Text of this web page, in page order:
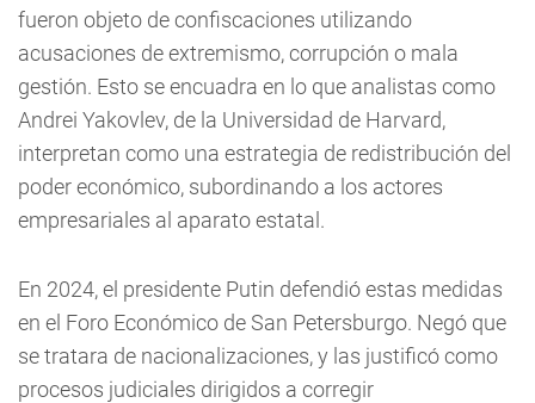
fueron objeto de confiscaciones utilizando
acusaciones de extremismo, corrupción o mala
gestión. Esto se encuadra en lo que analistas como
Andrei Yakovlev, de la Universidad de Harvard,
interpretan como una estrategia de redistribución del
poder económico, subordinando a los actores
empresariales al aparato estatal.
En 2024, el presidente Putin defendió estas medidas
en el Foro Económico de San Petersburgo. Negó que
se tratara de nacionalizaciones, y las justificó como
procesos judiciales dirigidos a corregir